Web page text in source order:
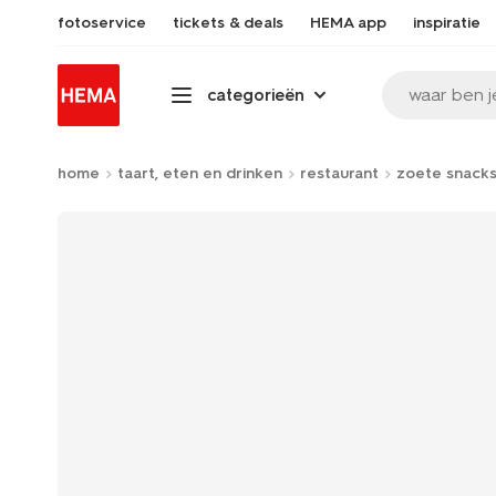
fotoservice tickets & deals HEMA app inspiratie
categorieën waar ben
home taart, eten en drinken restaurant zoete snacks